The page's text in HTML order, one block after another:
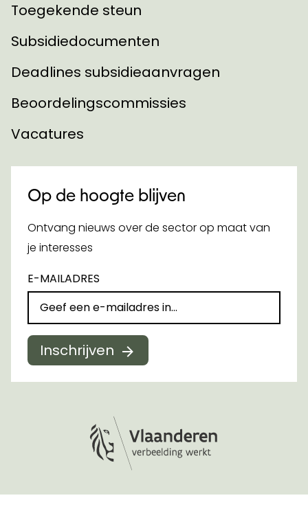
Toegekende steun
Subsidiedocumenten
Deadlines subsidieaanvragen
Beoordelingscommissies
Vacatures
Op de hoogte blijven
Ontvang nieuws over de sector op maat van
je interesses
E-MAILADRES
Inschrijven